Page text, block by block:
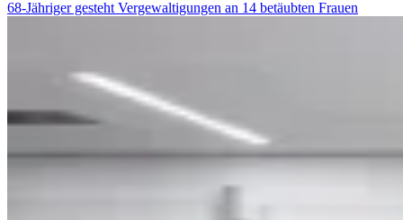
68-Jähriger gesteht Vergewaltigungen an 14 betäubten Frauen